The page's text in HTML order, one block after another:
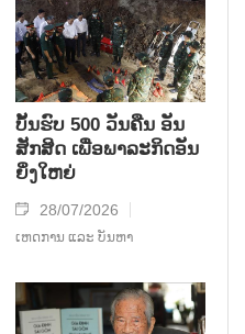
ບັ້ນຮົບ 500 ວັນຄືນ ອັນ
ສັກສິດ ເພື່ອພາລະກິດອັນ
ຍິ່ງໃຫຍ່
28/07/2026
ເຫດການ ແລະ ບັນຫາ